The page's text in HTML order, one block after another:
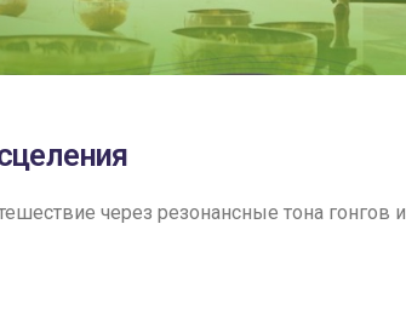
через резонансные тона гонгов и